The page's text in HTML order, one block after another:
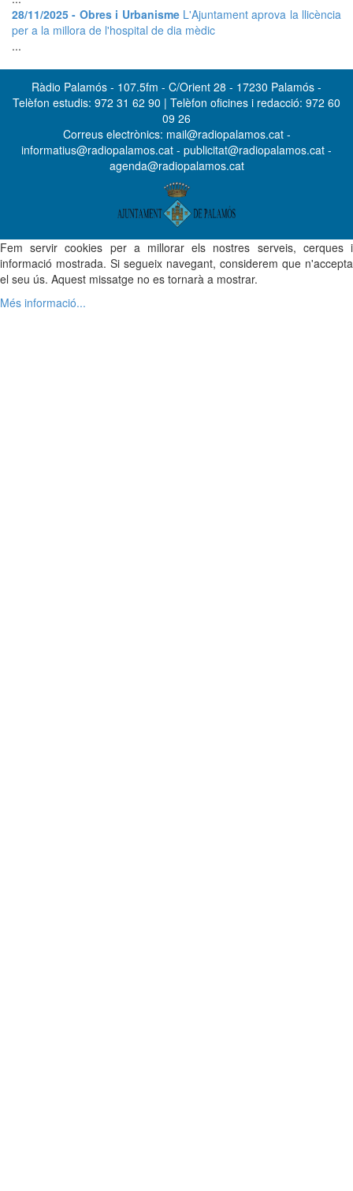
28/11/2025 - Obres i UrbanismeL'Ajuntament aprova la llicència
per a la millora de l'hospital de dia mèdic
...
Ràdio Palamós - 107.5fm - C/Orient 28 - 17230 Palamós -
Telèfon estudis: 972 31 62 90 | Telèfon oficines i redacció: 972 60
09 26
Correus electrònics: mail@radiopalamos.cat -
informatius@radiopalamos.cat - publicitat@radiopalamos.cat -
agenda@radiopalamos.cat
Fem servir cookies per a millorar els nostres serveis, cerques i
informació mostrada. Si segueix navegant, considerem que n'accepta
el seu ús. Aquest missatge no es tornarà a mostrar.
Més informació...